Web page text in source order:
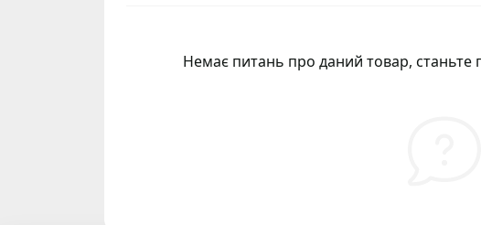
Немає питань про даний товар, станьте